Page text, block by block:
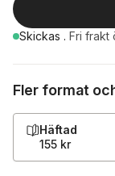
Skickas . Fri frakt
Fler format
Häftad
155 kr